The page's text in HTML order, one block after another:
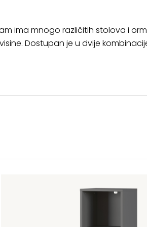
ima mnogo različitih stolova i
Dostupan je u dvije